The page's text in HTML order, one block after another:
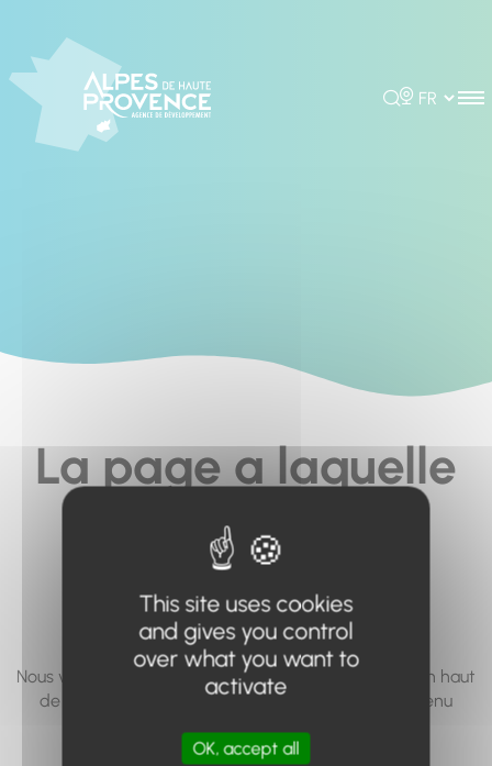
Rechercher
Choisir la
La page a laquelle
vous cherchez à
accéder n'existe
pas... ou plus.
Nous vous invitons à utiliser le moteur de recherche en haut
de page, ou à utiliser le menu pour trouver le contenu
This site uses cookies
and gives you control
over what you want to
activate
OK, accept all